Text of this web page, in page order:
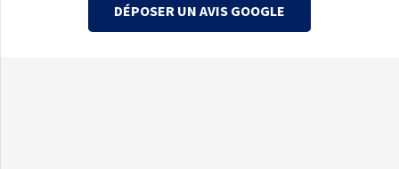
DÉPOSER UN AVIS GOOGLE